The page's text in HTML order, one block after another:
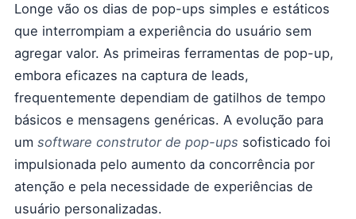
Longe vão os dias de pop-ups simples e estáticos
que interrompiam a experiência do usuário sem
agregar valor. As primeiras ferramentas de pop-up,
embora eficazes na captura de leads,
frequentemente dependiam de gatilhos de tempo
básicos e mensagens genéricas. A evolução para
um software construtor de pop-ups sofisticado foi
impulsionada pelo aumento da concorrência por
atenção e pela necessidade de experiências de
usuário personalizadas.